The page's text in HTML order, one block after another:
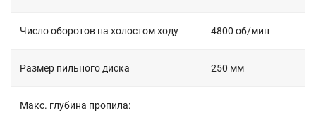
Число оборотов на холостом ходу 4800 об/мин
Размер пильного диска 250 мм
Макс. глубина пропила: